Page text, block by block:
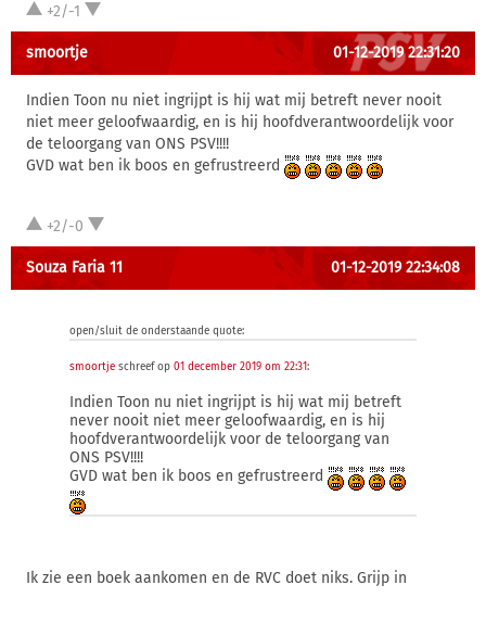
+2/-1
smoortje 01-12-2019 22:31:20
Indien Toon nu niet ingrijpt is hij wat mij betreft never nooit
niet meer geloofwaardig, en is hij hoofdverantwoordelijk voor
de teloorgang van ONS PSV!!!!
GVD wat ben ik boos en gefrustreerd
+2/-0
Souza Faria 11 01-12-2019 22:34:08
open/sluit de onderstaande quote:
smoortje schreef op 01 december 2019 om 22:31:
Indien Toon nu niet ingrijpt is hij wat mij betreft
never nooit niet meer geloofwaardig, en is hij
hoofdverantwoordelijk voor de teloorgang van
ONS PSV!!!!
GVD wat ben ik boos en gefrustreerd
Ik zie een boek aankomen en de RVC doet niks. Grijp in